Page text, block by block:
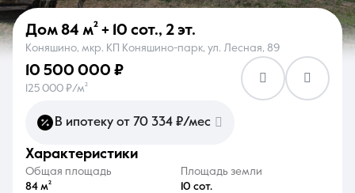
О компании Контакты
8 (861) 297-00-00
Дом 84 м² + 10 сот., 2 эт.
Коняшино, мкр. КП Коняшино-парк, ул. Лесная, 89
10 500 000 ₽
125 000 ₽/м²
В ипотеку от 70 334 ₽/мес
характеристики
Общая площадь
84 м²
Площадь земли
10 сот.